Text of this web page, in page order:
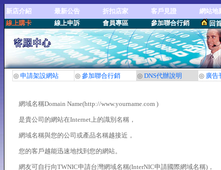
新店介紹 最新公告 折扣店家 客戶見證
網站地
線上購卡
線上申訴 會員專區 參加聯合行銷 回
◎ 申請架設網站 ◎ 參加聯合行銷 ◎ DNS代辦說明 ◎ 廣告
網域名稱Domain Name(http://www.yourname.com )
是貴公司的網站在Internet上的識別名稱，
網域名稱與您的公司或產品名稱越接近，
您的客戶越能迅速地找到您的網站。
網友可自行向TWNIC申請台灣網域名稱(InterNIC申請國際網域名稱)，